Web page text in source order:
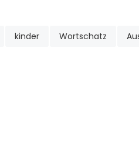
kinder Wortschatz